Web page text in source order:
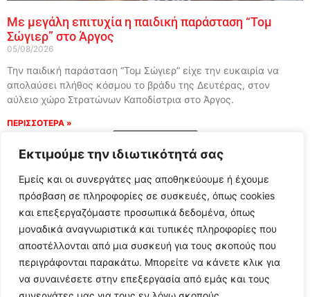
Εκτιμούμε την ιδιωτικότητά σας
Εμείς και οι συνεργάτες μας αποθηκεύουμε ή έχουμε
πρόσβαση σε πληροφορίες σε συσκευές, όπως cookies
και επεξεργαζόμαστε προσωπικά δεδομένα, όπως
μοναδικά αναγνωριστικά και τυπικές πληροφορίες που
αποστέλλονται από μια συσκευή για τους σκοπούς που
περιγράφονται παρακάτω. Μπορείτε να κάνετε κλικ για
να συναινέσετε στην επεξεργασία από εμάς και τους
Με μεγάλη επιτυχία η παιδική παράσταση “Τομ
Σώγιερ” στο Άργος
05/08/2026
Την παιδική παράσταση “Τομ Σώγιερ” είχε την ευκαιρία να
απολαύσει πλήθος κόσμου το βράδυ της Δευτέρας, στον
αύλειο χώρο Στρατώνων Καποδίστρια στο Άργος.
ΠΕΡΙΣΣΟΤΕΡΑ »